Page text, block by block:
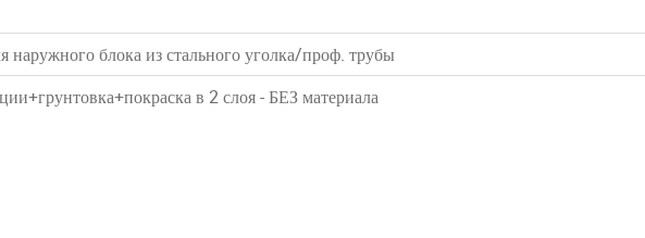
наружного блока из стального уголка/проф. трубы
в 2 слоя - БЕЗ материала